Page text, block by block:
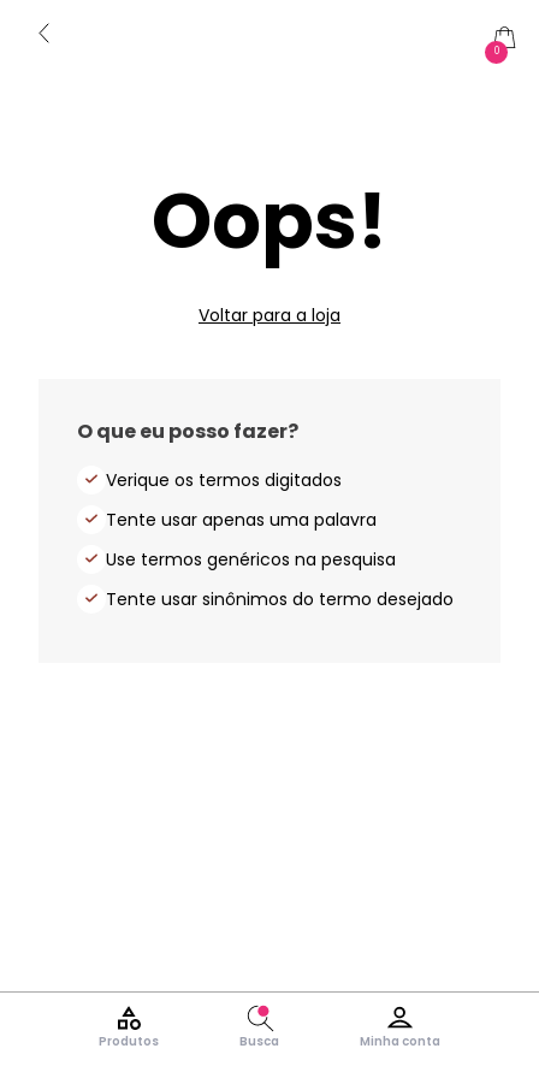
0
Produtos Busca Minha conta
Oops!
Voltar para a loja
O que eu posso fazer?
Verique os termos digitados
Tente usar apenas uma palavra
Use termos genéricos na pesquisa
Tente usar sinônimos do termo desejado